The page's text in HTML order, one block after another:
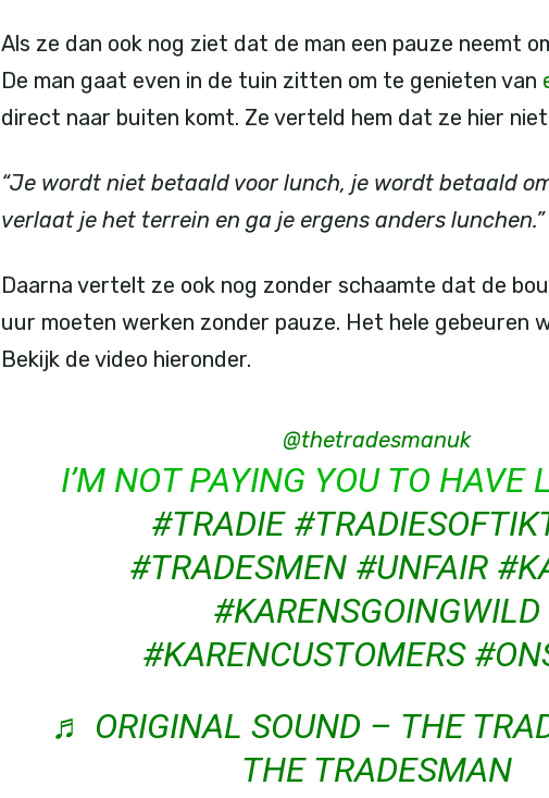
Als ze dan ook nog ziet dat de man een pauze neemt
De man gaat even in de tuin zitten om te genieten van
direct naar buiten komt. Ze verteld hem dat ze hier
“Je wordt niet betaald voor lunch, je wordt betaald
verlaat je het terrein en ga je ergens anders lunchen.”
Daarna vertelt ze ook nog zonder schaamte dat de
uur moeten werken zonder pauze. Het hele gebeuren
Bekijk de video hieronder.
@thetradesmanuk
I’M NOT PAYING YOU TO HAVE
#TRADIE
#TRADESMEN #UNFAIR
#KARENSGOINGWILD
#KARENCUSTOMERS
♬ ORIGINAL SOUND – THE
THE TRADESMAN